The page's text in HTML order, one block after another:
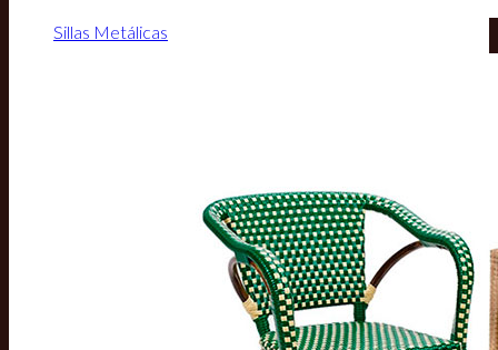
Sillas Metálicas